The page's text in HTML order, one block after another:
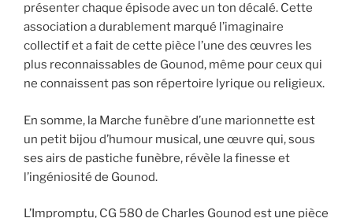
présenter chaque épisode avec un ton décalé. Cette
association a durablement marqué l’imaginaire
collectif et a fait de cette pièce l’une des œuvres les
plus reconnaissables de Gounod, même pour ceux qui
ne connaissent pas son répertoire lyrique ou religieux.
En somme, la Marche funèbre d’une marionnette est
un petit bijou d’humour musical, une œuvre qui, sous
ses airs de pastiche funèbre, révèle la finesse et
l’ingéniosité de Gounod.
L’Impromptu, CG 580 de Charles Gounod est une pièce